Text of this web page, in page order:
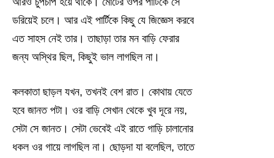
ডরিয়েই চলে। আর এই পার্টিকে কিছু যে জিজ্ঞেস করবে
এত সাহস নেই তার। তাছাড়া তার মন বাড়ি ফেরার
জন্য অস্থির ছিল, কিছুই ভাল লাগছিল না।
কলকাতা ছাড়ল যখন, তখনই বেশ রাত। কোথায় যেতে
হবে জানত পটা। ওর বাড়ি সেখান থেকে খুব দূরে নয়,
সেটা সে জানত। সেটা ভেবেই এই রাতে গাড়ি চালানোর
ধকল ওর গায়ে লাগছিল না। ছোড়দা যা বলেছিল, তাতে